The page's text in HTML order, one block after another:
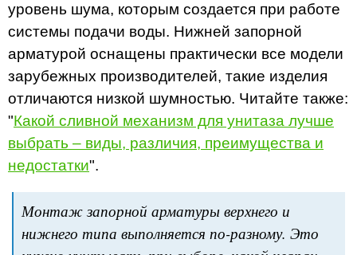
уровень шума, которым создается при работе
системы подачи воды. Нижней запорной
арматурой оснащены практически все модели
зарубежных производителей, такие изделия
отличаются низкой шумностью. Читайте также:
"Какой сливной механизм для унитаза лучше
выбрать – виды, различия, преимущества и
недостатки".
Монтаж запорной арматуры верхнего и
нижнего типа выполняется по-разному. Это